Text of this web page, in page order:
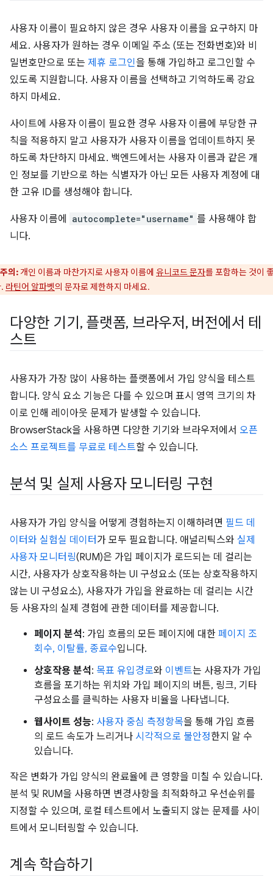
사용자 이름이 필요하지 않은 경우 사용자 이름을 요구하지 마
세요. 사용자가 원하는 경우 이메일 주소 (또는 전화번호)와 비
밀번호만으로 또는 제휴 로그인을 통해 가입하고 로그인할 수
있도록 지원합니다. 사용자 이름을 선택하고 기억하도록 강요
하지 마세요.
사이트에 사용자 이름이 필요한 경우 사용자 이름에 부당한 규
칙을 적용하지 말고 사용자가 사용자 이름을 업데이트하지 못
하도록 차단하지 마세요. 백엔드에서는 사용자 이름과 같은 개
인 정보를 기반으로 하는 식별자가 아닌 모든 사용자 계정에 대
한 고유 ID를 생성해야 합니다.
사용자 이름에 autocomplete="username" 를 사용해야 합
니다.
주의: 개인 이름과 마찬가지로 사용자 이름에 유니코드 문자를 포함하는 것이
라틴어 알파벳의 문자로 제한하지 마세요.
다양한 기기 , 플랫폼, 브라우저 , 버전에서 테
스트
사용자가 가장 많이 사용하는 플랫폼에서 가입 양식을 테스트
합니다. 양식 요소 기능은 다를 수 있으며 표시 영역 크기의 차
이로 인해 레이아웃 문제가 발생할 수 있습니다.
BrowserStack을 사용하면 다양한 기기와 브라우저에서 오픈
소스 프로젝트를 무료로 테스트할 수 있습니다.
분석 및 실제 사용자 모니터링 구현
사용자가 가입 양식을 어떻게 경험하는지 이해하려면 필드 데
이터와 실험실 데이터 가 모두 필요합니다. 애널리틱스와 실제
사용자 모니터링(RUM)은 가입 페이지가 로드되는 데 걸리는
시간, 사용자가 상호작용하는 UI 구성요소 (또는 상호작용하지
않는 UI 구성요소), 사용자가 가입을 완료하는 데 걸리는 시간
등 사용자의 실제 경험에 관한 데이터를 제공합니다.
페이지 분석: 가입 흐름의 모든 페이지에 대한 페이지 조
회수, 이탈률, 종료수입니다.
상호작용 분석: 목표 유입경로와 이벤트는 사용자가 가입
흐름을 포기하는 위치와 가입 페이지의 버튼, 링크, 기타
구성요소를 클릭하는 사용자 비율을 나타냅니다.
웹사이트 성능: 사용자 중심 측정항목을 통해 가입 흐름
의 로드 속도가 느리거나 시각적으로 불안정한지 알 수
있습니다.
작은 변화가 가입 양식의 완료율에 큰 영향을 미칠 수 있습니다.
분석 및 RUM을 사용하면 변경사항을 최적화하고 우선순위를
지정할 수 있으며, 로컬 테스트에서 노출되지 않는 문제를 사이
트에서 모니터링할 수 있습니다.
계속 학습하기